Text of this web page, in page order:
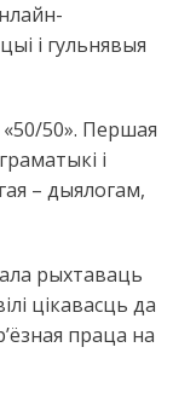
і гульнявыя
50». Першая
і
– дыялогам,
рыхтаваць
цікавасць да
праца на